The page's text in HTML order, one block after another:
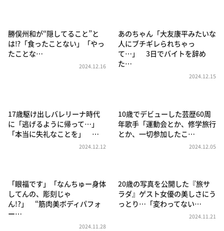
news おかえり
河合＆A.B.C-Z塚田×福井アナ「なんでやねん！？」
（news おかえり）
朝だ！生です旅サラダ
教えて！ニュースライブ 正義のミカタ
ＬＩＦＥ～夢のカタチ～
ザキ山小屋本館
勝俣州和が“隠してること”と
は⁉「食ったことない」「やっ
たことな…
2024.12.16
あのちゃん「大友康平みたいな
人にブチギレられちゃっ
て…」 3日でバイトを辞め
た…
2024.12.15
17歳駆け出しバレリーナ時代
に「逃げるように帰って…」
「本当に失礼なことを」 …
2024.12.12
10歳でデビューした芸歴60周
年歌手「運動会とか、修学旅行
とか、一切参加したこ…
2024.12.05
「眼福です」「なんちゅー身体
してんの、彫刻じゃ
ん!?」 “筋肉美ボディパフォ
ー…
2024.11.28
20歳の写真を公開した『旅サ
ラダ』ゲスト女優の美しさにう
っとり…「変わってない…
2024.11.21